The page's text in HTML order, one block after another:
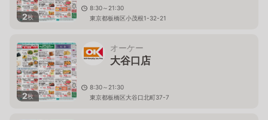
2枚
8:30～21:30
東京都板橋区小茂根1-32-21
2枚
オーケー
大谷口店
8:30～21:30
東京都板橋区大谷口北町37-7